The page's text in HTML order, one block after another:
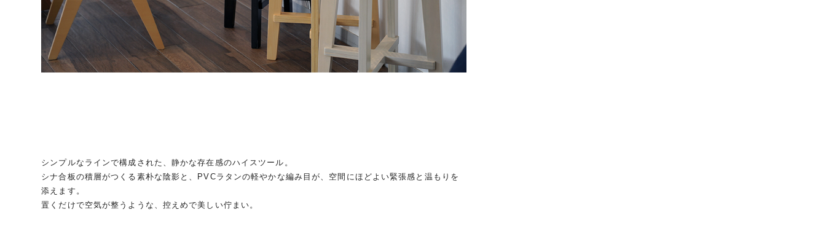
シンプルなラインで構成された、静かな存在感のハイスツール。
シナ合板の積層がつくる素朴な陰影と、PVCラタンの軽やかな編み目が、空間にほどよい緊張感と温もりを
添えます。
置くだけで空気が整うような、控えめで美しい佇まい。